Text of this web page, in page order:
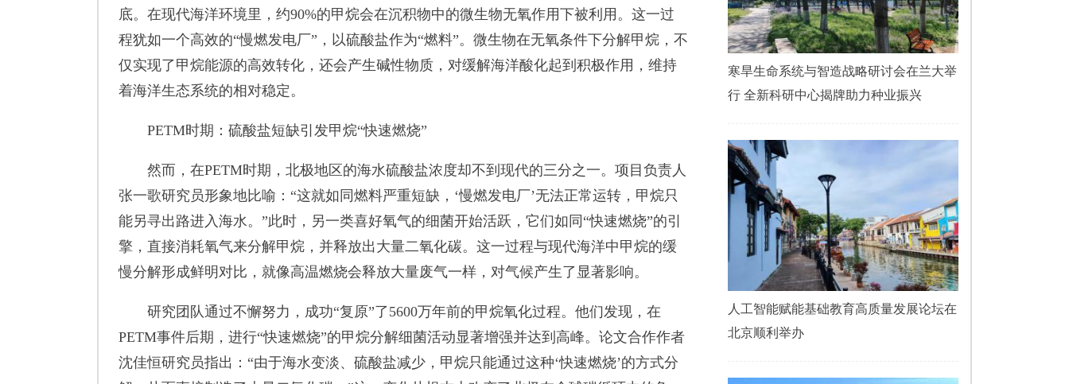
底。在现代海洋环境里，约90%的甲烷会在沉积物中的微生物无氧作用下被利用。这一过
程犹如一个高效的“慢燃发电厂”，以硫酸盐作为“燃料”。微生物在无氧条件下分解甲烷，不
仅实现了甲烷能源的高效转化，还会产生碱性物质，对缓解海洋酸化起到积极作用，维持
着海洋生态系统的相对稳定。
PETM时期：硫酸盐短缺引发甲烷“快速燃烧”
然而，在PETM时期，北极地区的海水硫酸盐浓度却不到现代的三分之一。项目负责人
张一歌研究员形象地比喻：“这就如同燃料严重短缺，‘慢燃发电厂’无法正常运转，甲烷只
能另寻出路进入海水。”此时，另一类喜好氧气的细菌开始活跃，它们如同“快速燃烧”的引
擎，直接消耗氧气来分解甲烷，并释放出大量二氧化碳。这一过程与现代海洋中甲烷的缓
慢分解形成鲜明对比，就像高温燃烧会释放大量废气一样，对气候产生了显著影响。
研究团队通过不懈努力，成功“复原”了5600万年前的甲烷氧化过程。他们发现，在
PETM事件后期，进行“快速燃烧”的甲烷分解细菌活动显著增强并达到高峰。论文合作作者
沈佳恒研究员指出：“由于海水变淡、硫酸盐减少，甲烷只能通过这种‘快速燃烧’的方式分
寒旱生命系统与智造战略研讨会在兰大举
行 全新科研中心揭牌助力种业振兴
人工智能赋能基础教育高质量发展论坛在
北京顺利举办